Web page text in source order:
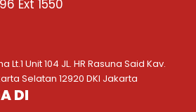
Ext 1550
Unit 104 JL. HR Rasuna Said Kav.
Selatan 12920 DKI Jakarta
DI